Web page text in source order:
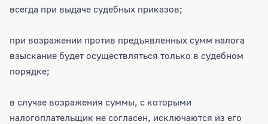
всегда при выдаче судебных приказов;
при возражении против предъявленных сумм налога
взыскание будет осуществляться только в судебном
порядке;
в случае возражения суммы, с которыми
налогоплательщик не согласен, исключаются из его